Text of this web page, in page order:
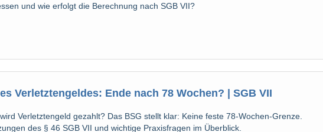
und wie erfolgt die Berechnung nach SGB VII?
Verletztengeldes: Ende nach 78 Wochen? | SGB VII
Verletztengeld gezahlt? Das BSG stellt klar: Keine feste 78-Wochen-Grenze.
des § 46 SGB VII und wichtige Praxisfragen im Überblick.